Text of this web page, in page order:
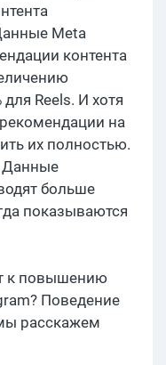
Meta
контента
Reels. И хотя
на
их полностью.
Данные
больше
показываются
к повышению
Поведение
расскажем